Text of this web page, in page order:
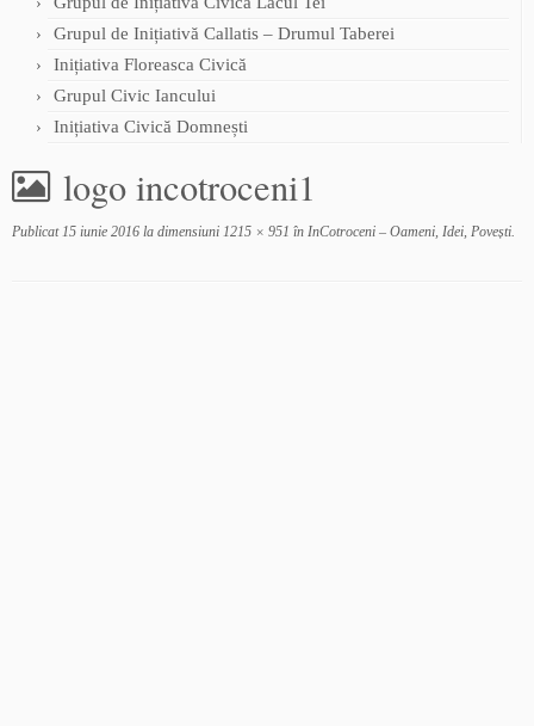
Grupul de Inițiativă Callatis – Drumul Taberei
Inițiativa Floreasca Civică
Grupul Civic Iancului
Inițiativa Civică Domnești
logo incotroceni1
Publicat 15 iunie 2016 la dimensiuni 1215 × 951 în InCotroceni – Oameni, Idei, Povești.